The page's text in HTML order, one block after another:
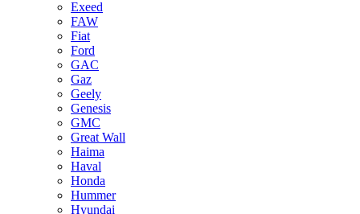
Exeed
FAW
Fiat
Ford
GAC
Gaz
Geely
Genesis
GMC
Great Wall
Haima
Haval
Honda
Hummer
Hyundai